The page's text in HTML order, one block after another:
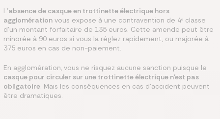
L'absence de casque en trottinette électrique hors
agglomération vous expose à une contravention de 4ᵉ classe
d'un montant forfaitaire de 135 euros. Cette amende peut être
minorée à 90 euros si vous la réglez rapidement, ou majorée à
375 euros en cas de non-paiement.
En agglomération, vous ne risquez aucune sanction puisque le
casque pour circuler sur une trottinette électrique n'est pas
obligatoire. Mais les conséquences en cas d'accident peuvent
être dramatiques.